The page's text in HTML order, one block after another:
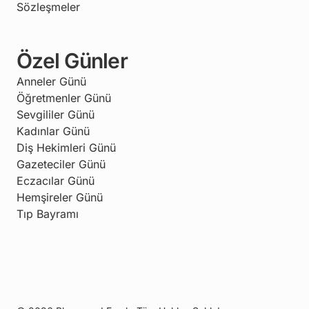
Sözleşmeler
Özel Günler
Anneler Günü
Öğretmenler Günü
Sevgililer Günü
Kadınlar Günü
Diş Hekimleri Günü
Gazeteciler Günü
Eczacılar Günü
Hemşireler Günü
Tıp Bayramı